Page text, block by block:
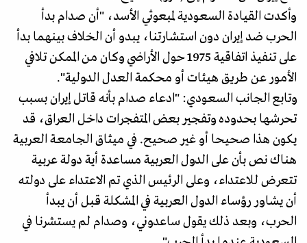
وأكدت القيادة السعودية لمبعوثي الأسد، "أن صدام بدأ
الحرب ضد إيران دون استشارتنا، يبدو أن الخلاف بينهما بدأ
على تنفيذ اتفاقية 1975 حول الأراضي وكان من الممكن تلافي
الأمور عن طريق هيئات أو محكمة العدل الدولية".
وتابع الجانب السعودي: "ادعاء صدام بأنه قاتل إيران بسبب
تحرشها بحدوده وتفجير بعض المتفجرات داخل العراق، قد
يكون هذا صحيحا أو غير صحيح. في ميثاق الجامعـة العربية
هناك نص بأن على الدول العربية مساعدة أية دولة عربية
تتعرض للاعتداء، وعلى الرئيس الذي تم الاعتداء على دولته
أن يشاور رؤساء الدول العربية في المشكلة قبل أن يبدأ
الحرب، وبعد ذلك يقول ساعدوني، وصدام لم يستشرنا في